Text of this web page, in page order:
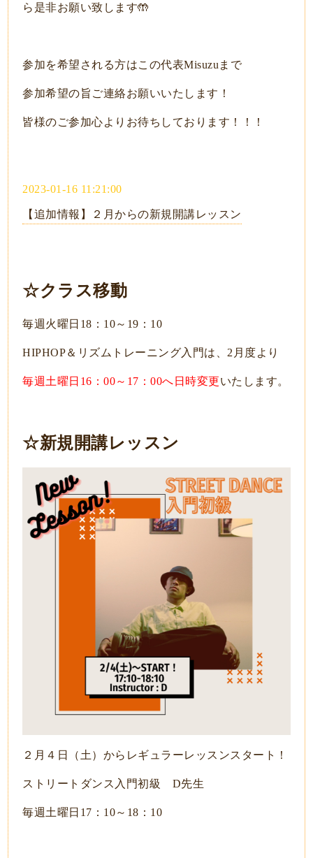
ら是非お願い致します🤲
参加を希望される方はこの代表Misuzuまで
参加希望の旨ご連絡お願いいたします！
皆様のご参加心よりお待ちしております！！！
2023-01-16 11:21:00
【追加情報】２月からの新規開講レッスン
☆クラス移動
毎週火曜日18：10～19：10
HIPHOP＆リズムトレーニング入門は、2月度より
毎週土曜日16：00～17：00へ日時変更いたします。
☆新規開講レッスン
２月４日（土）からレギュラーレッスンスタート！
ストリートダンス入門初級 D先生
毎週土曜日17：10～18：10